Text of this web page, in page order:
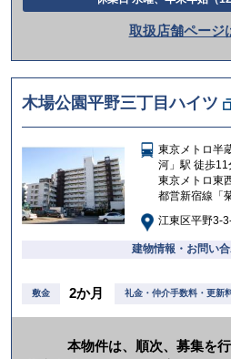
取扱店舗ページ
木場公園平野三丁目ハイツ
東京メトロ半
河」駅 徒歩11
東京メトロ東
都営新宿線「
江東区平野3-
建物情報・お問い
敷金 2か月 礼金・仲介手数料・更新
本物件は、順次、募集を